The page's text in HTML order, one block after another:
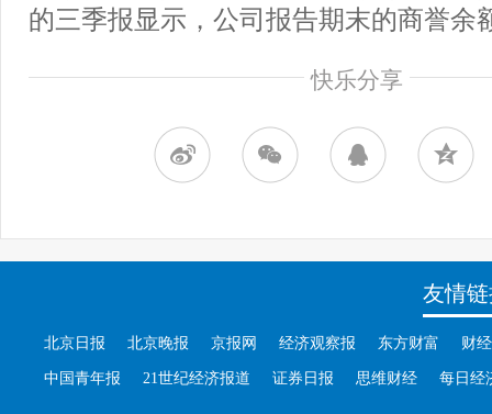
的三季报显示，公司报告期末的商誉余
快乐分享
友情
北京日报 北京晚报 京报网 经济观察报 东方财富 财
中国青年报 21世纪经济报道 证券日报 思维财经 每日经